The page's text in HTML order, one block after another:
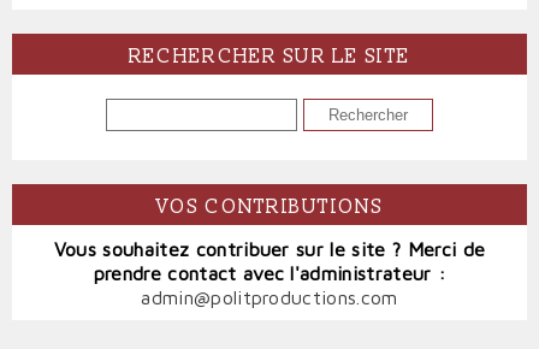
RECHERCHER SUR LE SITE
VOS CONTRIBUTIONS
Vous souhaitez contribuer sur le site ? Merci de
prendre contact avec l'administrateur :
admin@politproductions.com